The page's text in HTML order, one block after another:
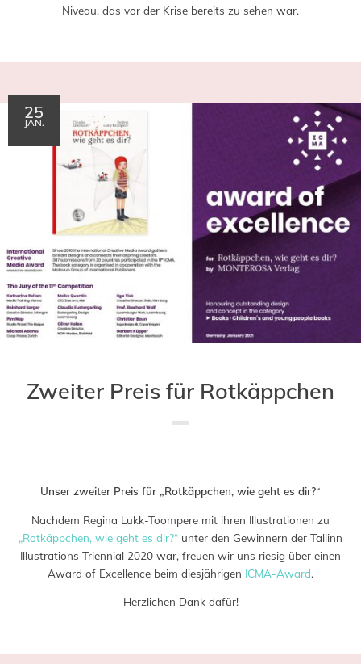
Niveau, das vor der Krise bereits zu sehen war.
25
JAN.
Zweiter Preis für Rotkäppchen
Unser zweiter Preis für „Rotkäppchen, wie geht es dir?“
Nachdem Regina Lukk-Toompere mit ihren Illustrationen zu
„Rotkäppchen, wie geht es dir?“ unter den Gewinnern der Tallinn
Illustrations Triennial 2020 war, freuen wir uns riesig über einen
Award of Excellence beim diesjährigen ICMA-Award.
Herzlichen Dank dafür!